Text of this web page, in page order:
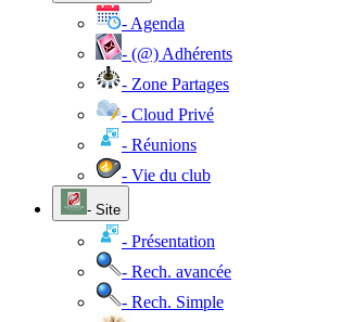
- Agenda
- (@) Adhérents
- Zone Partages
- Cloud Privé
- Réunions
- Vie du club
- Site
- Présentation
- Rech. avancée
- Rech. Simple